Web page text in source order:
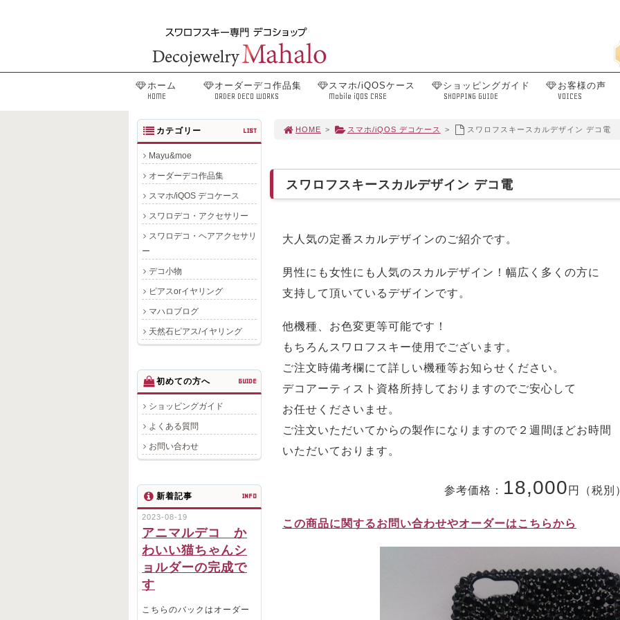
ホーム
HOME
オーダーデコ作品集
ORDER DECO WORKS
スマホ/iQOSケース
Mobile iQOS CASE
ショッピングガイド
SHOPPING GUIDE
お客様の声
VOICES
HOME > スマホ/iQOS デコケース > スワロフスキースカルデザイン デコ電
スワロフスキースカルデザイン デコ電
大人気の定番スカルデザインのご紹介です。
男性にも女性にも人気のスカルデザイン！幅広く多くの方に
支持して頂いているデザインです。
他機種、お色変更等可能です！
もちろんスワロフスキー使用でございます。
ご注文時備考欄にて詳しい機種等お知らせください。
デコアーティスト資格所持しておりますのでご安心して
お任せくださいませ。
ご注文いただいてからの製作になりますので２週間ほどお時間
いただいております。
参考価格： 18,000 円（税別
この商品に関するお問い合わせやオーダーはこちらから
カテゴリー LIST
Mayu&moe
オーダーデコ作品集
スマホ/iQOS デコケース
スワロデコ・アクセサリー
スワロデコ・ヘアアクセサリ
ー
デコ小物
ピアスorイヤリング
マハロブログ
天然石ピアス/イヤリング
初めての方へ GUIDE
ショッピングガイド
よくある質問
お問い合わせ
新着記事 INFO
2023-08-19
アニマルデコ か
わいい猫ちゃんシ
ョルダーの完成で
す
こちらのバックはオーダー